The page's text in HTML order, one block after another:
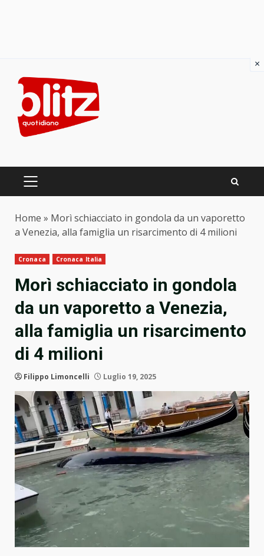
content
PRIMARY
Home » Morì schiacciato in gondola da un vaporetto
a Venezia, alla famiglia un risarcimento di 4 milioni
Cronaca Cronaca Italia
Morì schiacciato in gondola
da un vaporetto a Venezia,
alla famiglia un risarcimento
di 4 milioni
Filippo Limoncelli Luglio 19, 2025
×